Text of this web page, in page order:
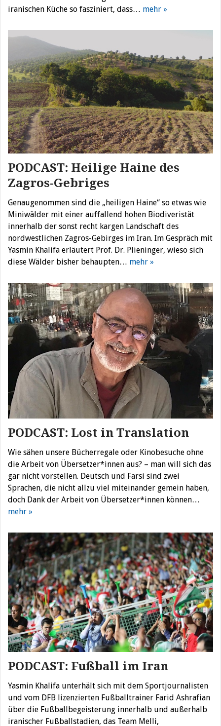
iranischen Küche so fasziniert, dass… mehr »
PODCAST: Heilige Haine des
Zagros-Gebriges
Genaugenommen sind die „heiligen Haine“ so etwas wie
Miniwälder mit einer auffallend hohen Biodiveristät
innerhalb der sonst recht kargen Landschaft des
nordwestlichen Zagros-Gebirges im Iran. Im Gespräch mit
Yasmin Khalifa erläutert Prof. Dr. Plieninger, wieso sich
diese Wälder bisher behaupten… mehr »
PODCAST: Lost in Translation
Wie sähen unsere Bücherregale oder Kinobesuche ohne
die Arbeit von Übersetzer*innen aus? – man will sich das
gar nicht vorstellen. Deutsch und Farsi sind zwei
Sprachen, die nicht allzu viel miteinander gemein haben,
doch Dank der Arbeit von Übersetzer*innen können…
mehr »
PODCAST: Fußball im Iran
Yasmin Khalifa unterhält sich mit dem Sportjournalisten
und vom DFB lizenzierten Fußballtrainer Farid Ashrafian
über die Fußballbegeisterung innerhalb und außerhalb
iranischer Fußballstadien, das Team Melli,